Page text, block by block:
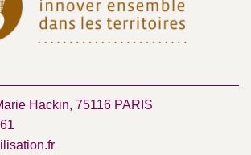
Hackin, 75116 PARIS